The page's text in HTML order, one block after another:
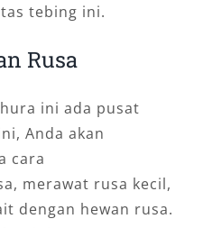
tebing ini.
Rusa
ini ada pusat
Anda akan
cara
merawat rusa kecil,
dengan hewan rusa.